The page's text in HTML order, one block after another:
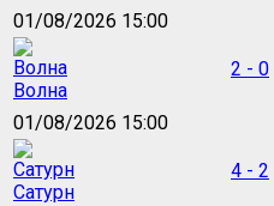
01/08/2026 15:00
Волна
2 - 0
01/08/2026 15:00
Сатурн
4 - 2